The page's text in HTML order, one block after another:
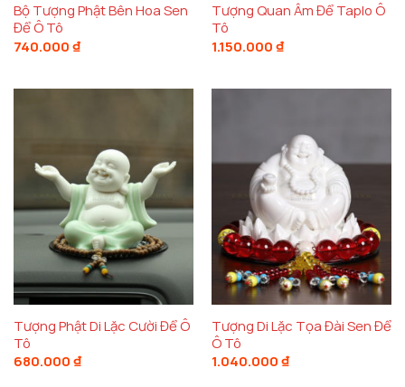
Bộ Tượng Phật Bên Hoa Sen
Để Ô Tô
740.000 ₫
Tượng Quan Âm Để Taplo Ô
Tô
1.150.000 ₫
Tượng Phật Di Lặc Cười Để Ô
Tô
680.000 ₫
Tượng Di Lặc Tọa Đài Sen Để
Ô Tô
1.040.000 ₫